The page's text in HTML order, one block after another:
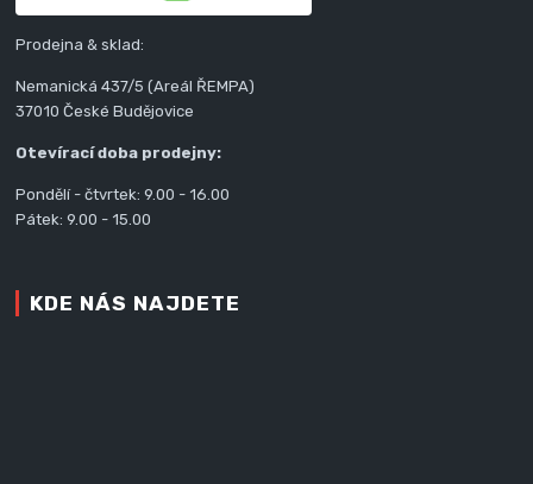
Prodejna & sklad:
Nemanická 437/5 (Areál ŘEMPA)
37010 České Budějovice
Otevírací doba prodejny:
Pondělí - čtvrtek: 9.00 - 16.00
Pátek: 9.00 - 15.00
KDE NÁS NAJDETE